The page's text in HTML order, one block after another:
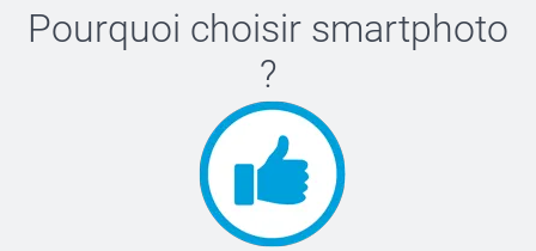
Pourquoi choisir smartphoto
?